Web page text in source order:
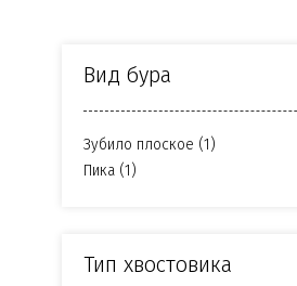
Вид бура
Зубило плоское (1)
Пика (1)
Тип хвостовика